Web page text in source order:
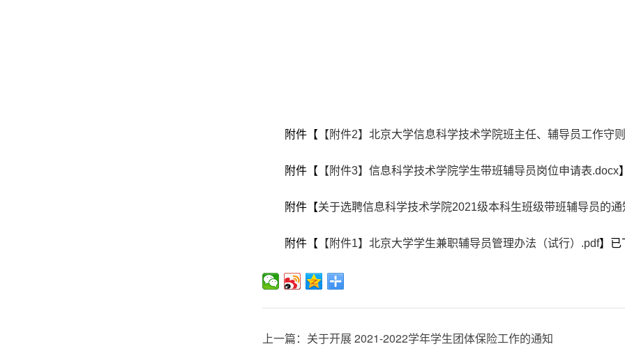
附件【 【附件2】北京大学信息科学技术学院班主任、辅导员工作守
附件【 【附件3】信息科学技术学院学生带班辅导员岗位申请表.docx
附件【关于选聘信息科学技术学院2021级本科生班级带班辅导员的通
附件【 【附件1】北京大学学生兼职辅导员管理办法（试行）.pdf】已
上一篇：关于开展 2021-2022学年学生团体保险工作的通知